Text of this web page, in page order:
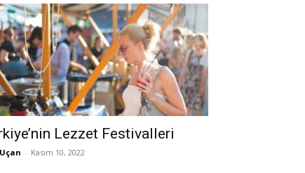
Lezzet Festivalleri
- Kasım 10, 2022